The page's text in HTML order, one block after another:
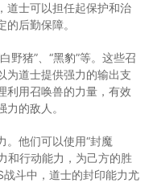
道士可以担任起保护和治
后勤保障。
野猪”、“黑豹”等。这些召
为道士提供强力的输出支
利用召唤兽的力量，有效
的敌人。
。他们可以使用“封魔
和行动能力，为己方的胜
斗中，道士的封印能力尤